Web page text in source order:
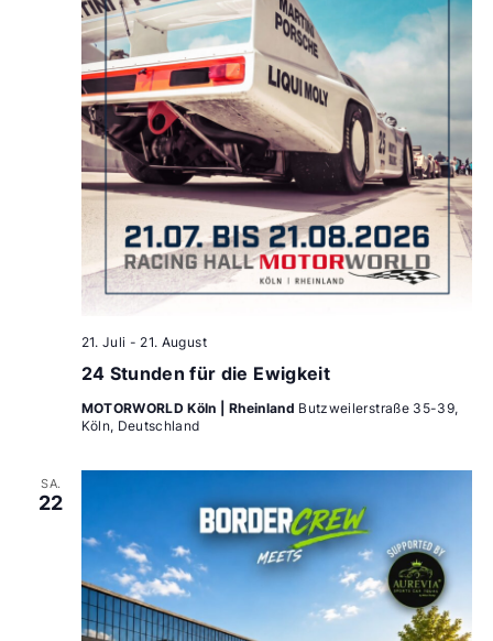
24 Stunden für die Ewigkeit
21. Juli - 21. August
MOTORWORLD Köln | Rheinland Butzweilerstraße 35-39,
Köln, Deutschland
SA.
22